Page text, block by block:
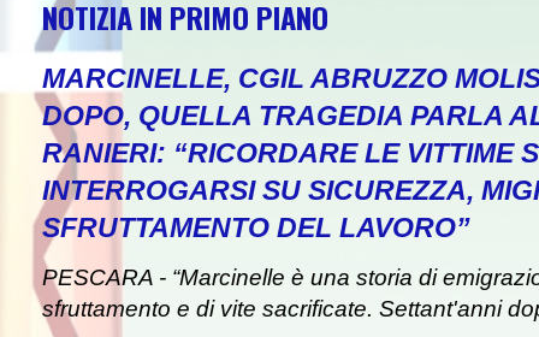
NOTIZIA IN PRIMO PIANO
MARCINELLE, CGIL ABRUZZO
DOPO, QUELLA TRAGEDIA PARLA
RANIERI: “RICORDARE LE VITTIME
INTERROGARSI SU SICUREZZA,
SFRUTTAMENTO DEL LAVORO”
PESCARA - “Marcinelle è una storia di
sfruttamento e di vite sacrificate. Settant'anni